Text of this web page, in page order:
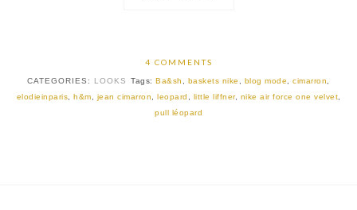
4 COMMENTS
CATEGORIES: LOOKS Tags:Ba&sh baskets nike blog mode ,cimarron
elodieinparis
h&m jean cimarron leopard little liffner, nike air force one velvet
pull léopard